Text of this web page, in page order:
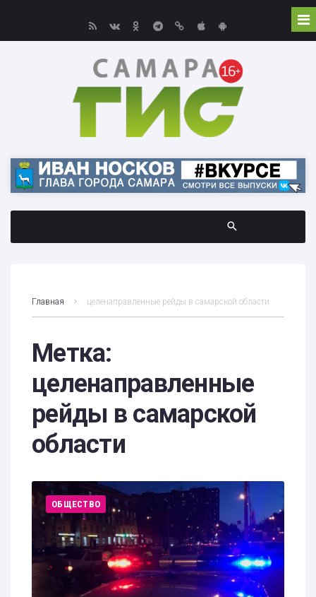
Главная целенаправленные рейды в самарской области
Метка:
целенаправленные
рейды в самарской
области
ОБЩЕСТВО